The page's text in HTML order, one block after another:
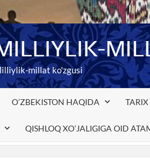
millat ko'zgusi
O’ZBEKISTON HAQIDA TARIX
QISHLOQ XO’JALIGIGA OID